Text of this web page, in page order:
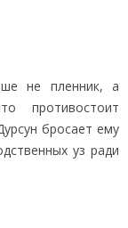
не пленник, а
противостоит
бросает ему
уз ради